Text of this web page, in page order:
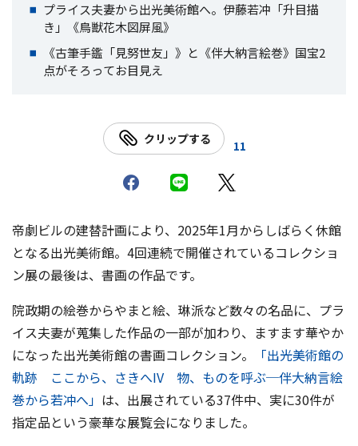
プライス夫妻から出光美術館へ。伊藤若冲「升目描
き」《鳥獣花木図屏風》
《古筆手鑑「見努世友」》と《伴大納言絵巻》国宝2
点がそろってお目見え
クリップする 11
帝劇ビルの建替計画により、2025年1月からしばらく休館
となる出光美術館。4回連続で開催されているコレクショ
ン展の最後は、書画の作品です。
院政期の絵巻からやまと絵、琳派など数々の名品に、プラ
イス夫妻が蒐集した作品の一部が加わり、ますます華やか
になった出光美術館の書画コレクション。
「出光美術館の
軌跡 ここから、さきへIV 物、ものを呼ぶ─伴大納言絵
巻から若冲へ」 は、出展されている37件中、実に30件が
指定品という豪華な展覧会になりました。